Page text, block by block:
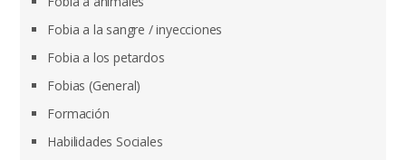
Fobia a la sangre / inyecciones
Fobia a los petardos
Fobias (General)
Formación
Habilidades Sociales